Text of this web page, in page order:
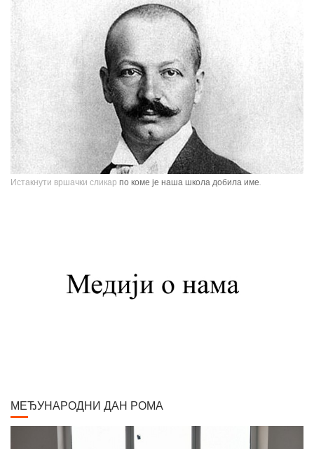
Истакнути вршачки сликар по коме је наша школа добила име.
Америци. Од 1900. године углавном ради у Паризу и Бечу. После Првог
светског рата боравио је дуже време у Београду и Букурешту. Излагао је
Албаније. Од свих дама које су се нашле на његовом платну, љубав
сликара у већ зрелим годинама задобила је млада Аустријанка Хермина
(Мини) Даубер, кћер настојника у згради где се налазио његов бечки
МЕЂУНАРОДНИ ДАН РОМА